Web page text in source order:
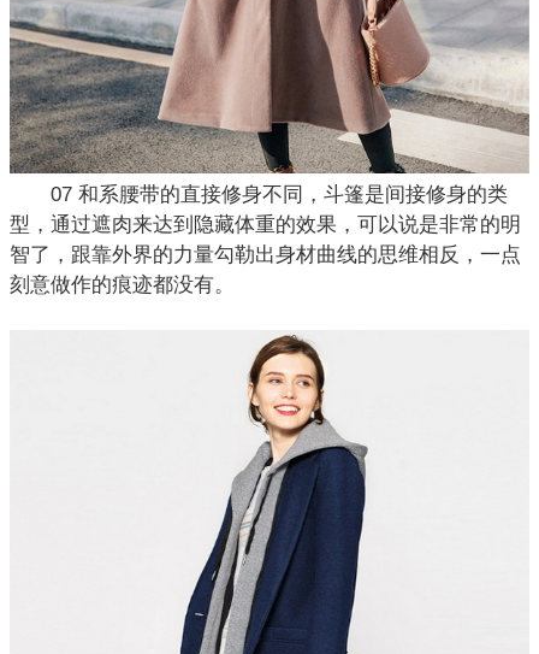
07 和系腰带的直接修身不同，斗篷是间接修身的类
型，通过遮肉来达到隐藏体重的效果，可以说是非常的明
智了，跟靠外界的力量勾勒出身材曲线的思维相反，一点
刻意做作的痕迹都没有。